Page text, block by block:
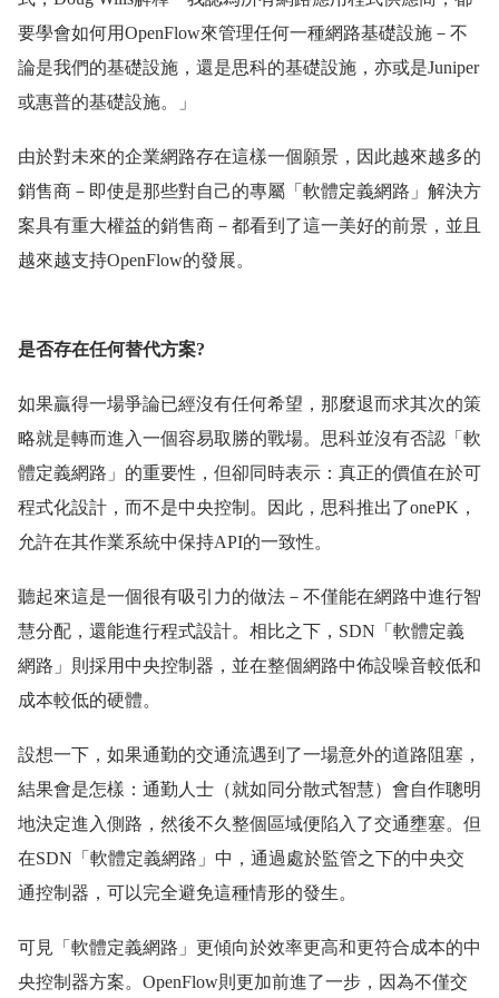
要學會如何用OpenFlow來管理任何一種網路基礎設施－不
論是我們的基礎設施，還是思科的基礎設施，亦或是Juniper
或惠普的基礎設施。」
由於對未來的企業網路存在這樣一個願景，因此越來越多的
銷售商－即使是那些對自己的專屬「軟體定義網路」解決方
案具有重大權益的銷售商－都看到了這一美好的前景，並且
越來越支持OpenFlow的發展。
是否存在任何替代方案?
如果贏得一場爭論已經沒有任何希望，那麼退而求其次的策
略就是轉而進入一個容易取勝的戰場。思科並沒有否認「軟
體定義網路」的重要性，但卻同時表示：真正的價值在於可
程式化設計，而不是中央控制。因此，思科推出了onePK，
允許在其作業系統中保持API的一致性。
聽起來這是一個很有吸引力的做法－不僅能在網路中進行智
慧分配，還能進行程式設計。相比之下，SDN「軟體定義
網路」則採用中央控制器，並在整個網路中佈設噪音較低和
成本較低的硬體。
設想一下，如果通勤的交通流遇到了一場意外的道路阻塞，
結果會是怎樣：通勤人士（就如同分散式智慧）會自作聰明
地決定進入側路，然後不久整個區域便陷入了交通壅塞。但
在SDN「軟體定義網路」中，通過處於監管之下的中央交
通控制器，可以完全避免這種情形的發生。
可見「軟體定義網路」更傾向於效率更高和更符合成本的中
央控制器方案。OpenFlow則更加前進了一步，因為不僅交